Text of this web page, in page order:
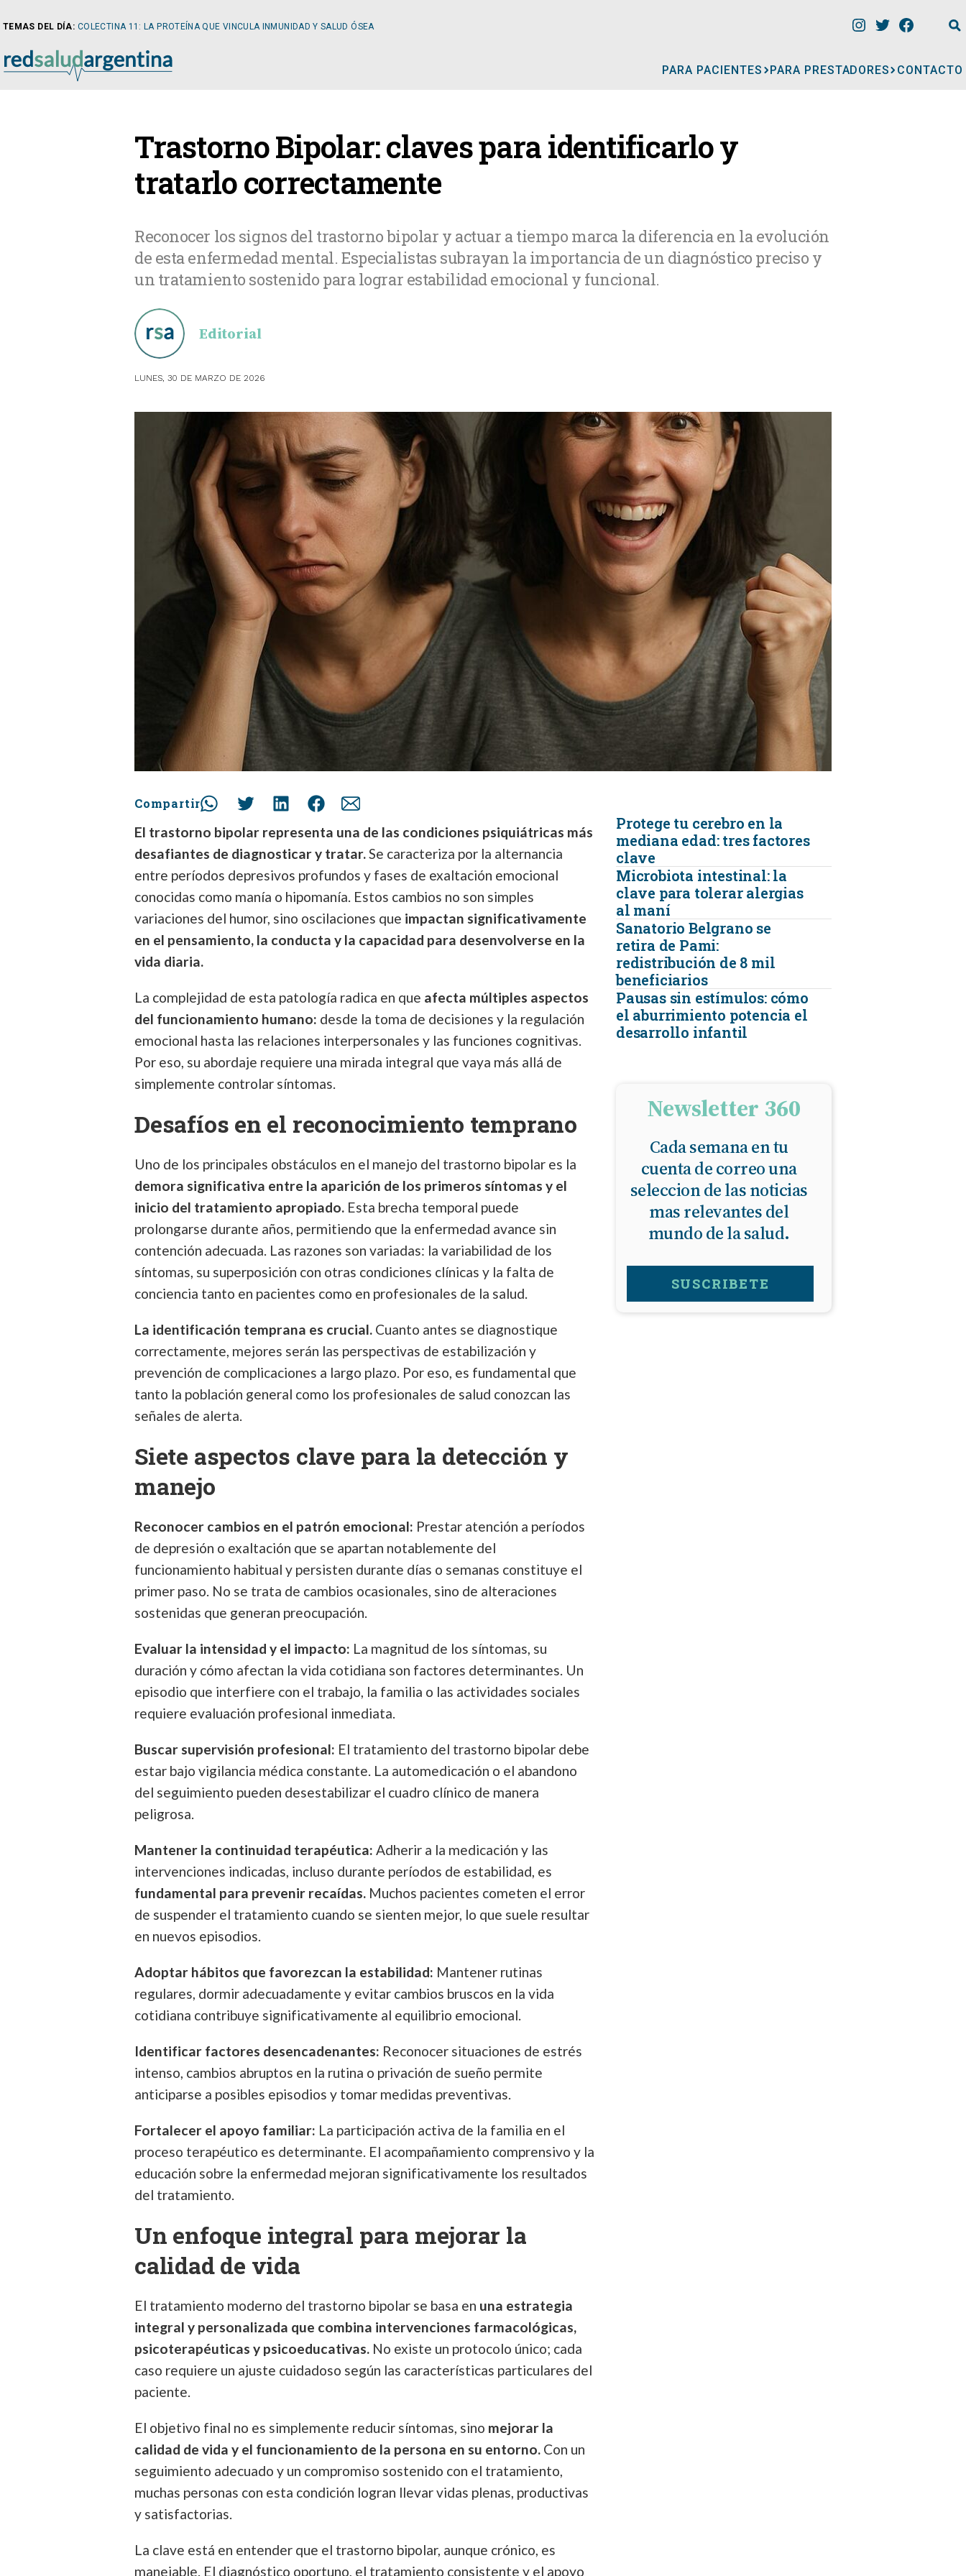
TEMAS DEL DÍA: COLECTINA 11: LA PROTEÍNA QUE VINCULA INMUNIDAD Y SALUD ÓSEA
PARA PACIENTES
CARDIOLOGÍA
DIABETOLOGÍA GASTROENTEROLOGÍA MÉDICOS
IMAGENES MEDICAS
OBRAS SOCIALES
LABORATORIOS
ORTOPEDIAS
ÓPTICAS
KINESIOLOGÍA
TRAUMATOLOGIA
SERVICIOS DE AMBULANCIAS
PARA PRESTADORES CONTACTO
Trastorno Bipolar: claves para identificarlo y
tratarlo correctamente
Reconocer los signos del trastorno bipolar y actuar a tiempo marca la diferencia en la evolución
de esta enfermedad mental. Especialistas subrayan la importancia de un diagnóstico preciso y
un tratamiento sostenido para lograr estabilidad emocional y funcional.
Editorial
LUNES, 30 DE MARZO DE 2026
Compartir
El trastorno bipolar representa una de las condiciones psiquiátricas más
desafiantes de diagnosticar y tratar.Se caracteriza por la alternancia
entre períodos depresivos profundos y fases de exaltación emocional
conocidas como manía o hipomanía. Estos cambios no son simples
variaciones del humor, sino oscilaciones que impactan significativamente
en el pensamiento, la conducta y la capacidad para desenvolverse en la
vida diaria.
La complejidad de esta patología radica en que afecta múltiples aspectos
del funcionamiento humano: desde la toma de decisiones y la regulación
emocional hasta las relaciones interpersonales y las funciones cognitivas.
Por eso, su abordaje requiere una mirada integral que vaya más allá de
simplemente controlar síntomas.
Desafíos en el reconocimiento temprano
Uno de los principales obstáculos en el manejo del trastorno bipolar es la
demora significativa entre la aparición de los primeros síntomas y el
inicio del tratamiento apropiado. Esta brecha temporal puede
prolongarse durante años, permitiendo que la enfermedad avance sin
contención adecuada. Las razones son variadas: la variabilidad de los
síntomas, su superposición con otras condiciones clínicas y la falta de
conciencia tanto en pacientes como en profesionales de la salud.
La identificación temprana es crucial. Cuanto antes se diagnostique
correctamente, mejores serán las perspectivas de estabilización y
prevención de complicaciones a largo plazo. Por eso, es fundamental que
tanto la población general como los profesionales de salud conozcan las
señales de alerta.
Siete aspectos clave para la detección y
manejo
Reconocer cambios en el patrón emocional: Prestar atención a períodos
de depresión o exaltación que se apartan notablemente del
funcionamiento habitual y persisten durante días o semanas constituye el
primer paso. No se trata de cambios ocasionales, sino de alteraciones
sostenidas que generan preocupación.
Evaluar la intensidad y el impacto: La magnitud de los síntomas, su
duración y cómo afectan la vida cotidiana son factores determinantes. Un
episodio que interfiere con el trabajo, la familia o las actividades sociales
requiere evaluación profesional inmediata.
Buscar supervisión profesional: El tratamiento del trastorno bipolar debe
estar bajo vigilancia médica constante. La automedicación o el abandono
del seguimiento pueden desestabilizar el cuadro clínico de manera
peligrosa.
Mantener la continuidad terapéutica: Adherir a la medicación y las
intervenciones indicadas, incluso durante períodos de estabilidad, es
fundamental para prevenir recaídas. Muchos pacientes cometen el error
de suspender el tratamiento cuando se sienten mejor, lo que suele resultar
en nuevos episodios.
Adoptar hábitos que favorezcan la estabilidad: Mantener rutinas
regulares, dormir adecuadamente y evitar cambios bruscos en la vida
cotidiana contribuye significativamente al equilibrio emocional.
Identificar factores desencadenantes: Reconocer situaciones de estrés
intenso, cambios abruptos en la rutina o privación de sueño permite
anticiparse a posibles episodios y tomar medidas preventivas.
Fortalecer el apoyo familiar: La participación activa de la familia en el
proceso terapéutico es determinante. El acompañamiento comprensivo y la
educación sobre la enfermedad mejoran significativamente los resultados
del tratamiento.
Un enfoque integral para mejorar la
calidad de vida
El tratamiento moderno del trastorno bipolar se basa en una estrategia
integral y personalizada que combina intervenciones farmacológicas,
psicoterapéuticas y psicoeducativas. No existe un protocolo único; cada
caso requiere un ajuste cuidadoso según las características particulares del
paciente.
El objetivo final no es simplemente reducir síntomas, sino mejorar la
calidad de vida y el funcionamiento de la persona en su entorno. Con un
seguimiento adecuado y un compromiso sostenido con el tratamiento,
muchas personas con esta condición logran llevar vidas plenas, productivas
y satisfactorias.
La clave está en entender que el trastorno bipolar, aunque crónico, es
manejable. El diagnóstico oportuno, el tratamiento consistente y el apoyo
Protege tu cerebro en la
mediana edad: tres factores
clave
Microbiota intestinal: la
clave para tolerar alergias
al maní
Sanatorio Belgrano se
retira de Pami:
redistribución de 8 mil
beneficiarios
Pausas sin estímulos: cómo
el aburrimiento potencia el
desarrollo infantil
Newsletter 360
Cada semana en tu
cuenta de correo una
seleccion de las noticias
mas relevantes del
mundo de la salud.
SUSCRIBETE